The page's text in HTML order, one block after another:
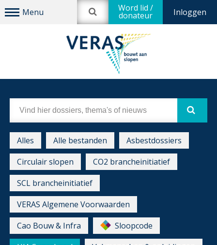
Inloggen
Word lid /
donateur
Alles Alle bestanden
Asbestdossiers
Circulair slopen
CO2 brancheinitiatief
SCL brancheinitiatief
VERAS Algemene Voorwaarden
Cao Bouw & Infra
Sloopcode